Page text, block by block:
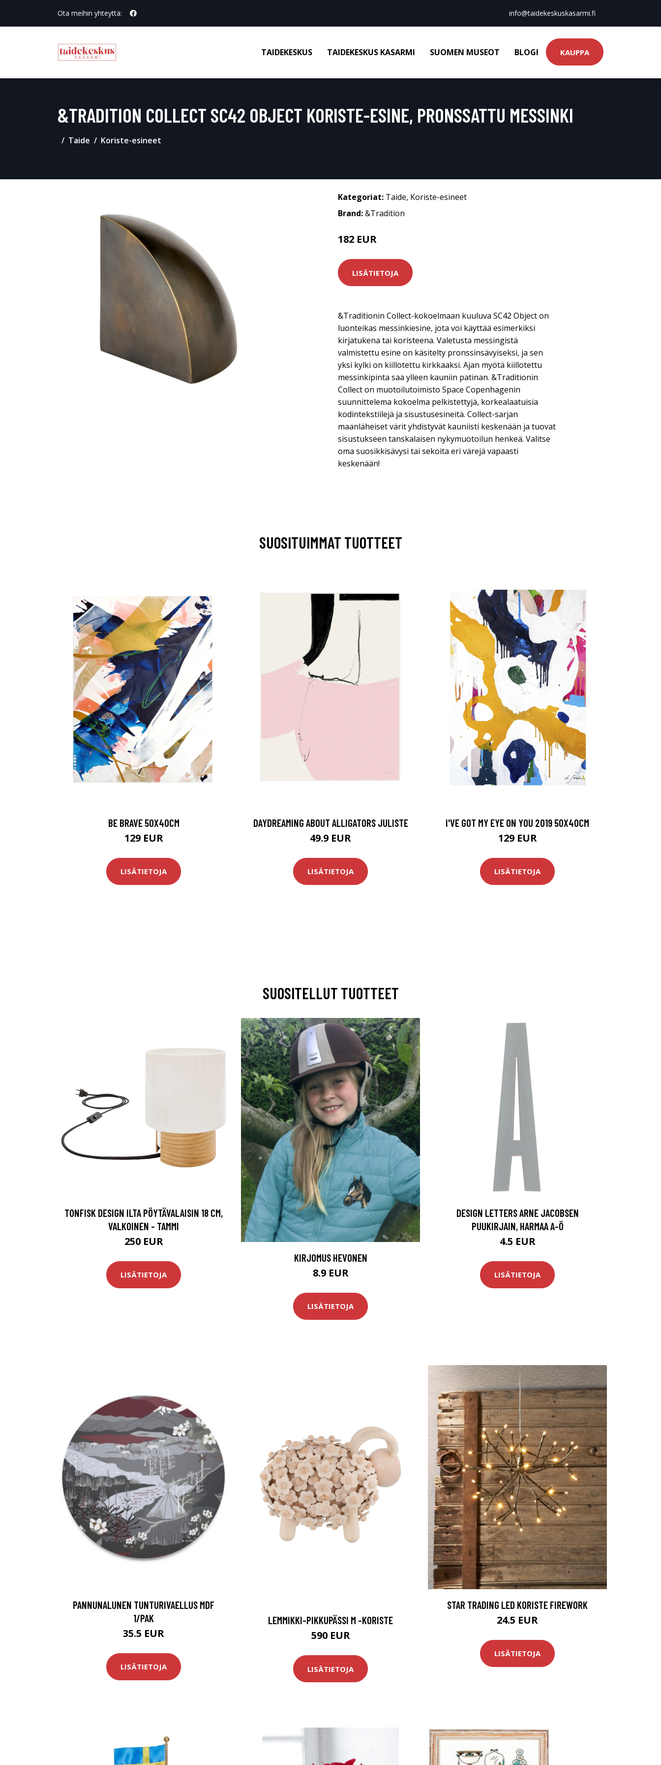
Ota meihin yhteyttä: info@taidekeskuskasarmi.fi
TAIDEKESKUS TAIDEKESKUS KASARMI SUOMEN MUSEOT BLOGI KAUPPA
&TRADITION COLLECT SC42 OBJECT KORISTE-ESINE, PRONSSATTU MESSINKI
Taide Koriste-esineet
Kategoriat: Taide, Koriste-esineet
Brand:&Tradition
182 EUR
LISÄTIETOJA
&Traditionin Collect-kokoelmaan kuuluva SC42 Object on
luonteikas messinkiesine, jota voi käyttää esimerkiksi
kirjatukena tai koristeena. Valetusta messingistä
valmistettu esine on käsitelty pronssinsävyiseksi, ja sen
yksi kylki on kiillotettu kirkkaaksi. Ajan myötä kiillotettu
messinkipinta saa ylleen kauniin patinan. &Traditionin
Collect on muotoilutoimisto Space Copenhagenin
suunnittelema kokoelma pelkistettyjä, korkealaatuisia
kodintekstiilejä ja sisustusesineitä. Collect-sarjan
maanläheiset värit yhdistyvät kauniisti keskenään ja tuovat
sisustukseen tanskalaisen nykymuotoilun henkeä. Valitse
oma suosikkisävysi tai sekoita eri värejä vapaasti
keskenään!
SUOSITUIMMAT TUOTTEET
BE BRAVE 50X40CM
129 EUR
LISÄTIETOJA
DAYDREAMING ABOUT ALLIGATORS JULISTE
49.9 EUR
LISÄTIETOJA
I'VE GOT MY EYE ON YOU 2019 50X40CM
129 EUR
LISÄTIETOJA
SUOSITELLUT TUOTTEET
TONFISK DESIGN ILTA PÖYTÄVALAISIN 18 CM,
VALKOINEN - TAMMI
250 EUR
LISÄTIETOJA
KIRJOMUS HEVONEN
8.9 EUR
LISÄTIETOJA
DESIGN LETTERS ARNE JACOBSEN
PUUKIRJAIN, HARMAA A-Ö
4.5 EUR
LISÄTIETOJA
PANNUNALUNEN TUNTURIVAELLUS MDF
1/PAK
35.5 EUR
LISÄTIETOJA
LEMMIKKI-PIKKUPÄSSI M -KORISTE
590 EUR
LISÄTIETOJA
STAR TRADING LED KORISTE FIREWORK
24.5 EUR
LISÄTIETOJA